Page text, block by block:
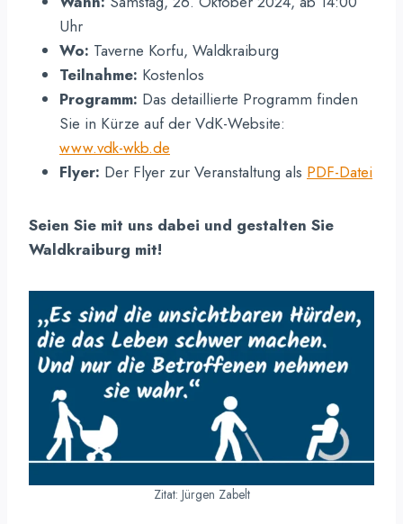
Uhr
Wo: Taverne Korfu, Waldkraiburg
Teilnahme: Kostenlos
Programm: Das detaillierte Programm finden
Sie in Kürze auf der VdK-Website:
www.vdk-wkb.de
Flyer: Der Flyer zur Veranstaltung als PDF-Datei
Seien Sie mit uns dabei und gestalten Sie
Waldkraiburg mit!
Zitat: Jürgen Zabelt